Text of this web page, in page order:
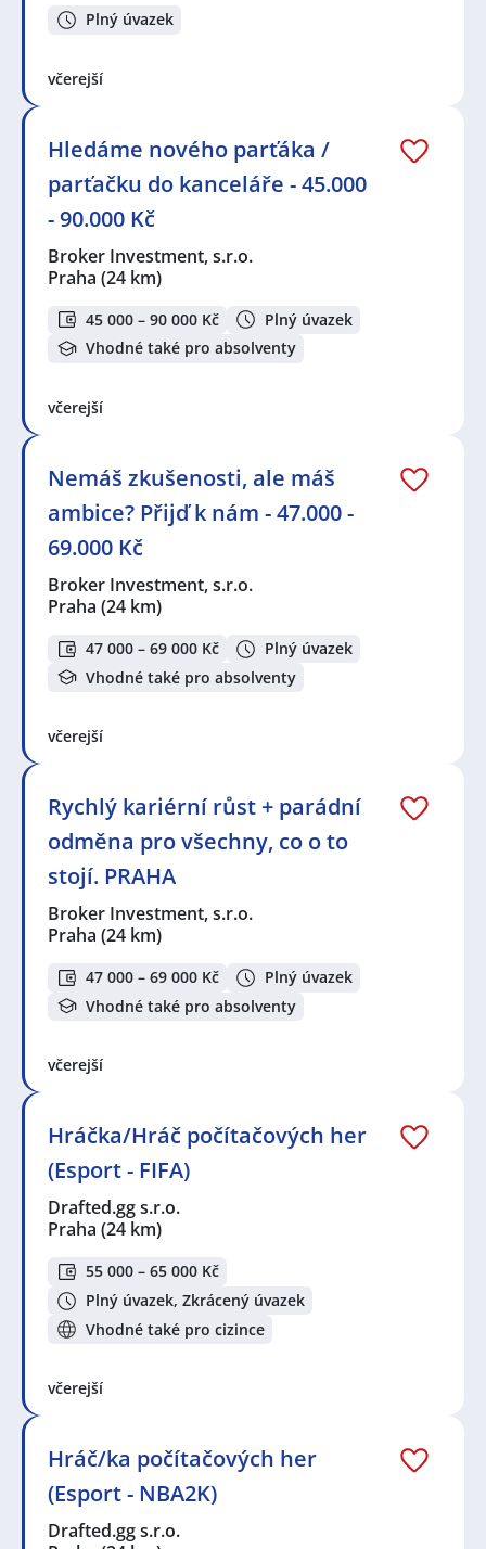
Plný úvazek
včerejší
Hledáme nového parťáka /
parťačku do kanceláře - 45.000
- 90.000 Kč
Broker Investment, s.r.o.
Praha (24 km)
45 000 – 90 000 Kč
Plný úvazek
Vhodné také pro absolventy
včerejší
Nemáš zkušenosti, ale máš
ambice? Přijď k nám - 47.000 -
69.000 Kč
Broker Investment, s.r.o.
Praha (24 km)
47 000 – 69 000 Kč
Plný úvazek
Vhodné také pro absolventy
včerejší
Rychlý kariérní růst + parádní
odměna pro všechny, co o to
stojí. PRAHA
Broker Investment, s.r.o.
Praha (24 km)
47 000 – 69 000 Kč
Plný úvazek
Vhodné také pro absolventy
včerejší
Hráčka/Hráč počítačových her
(Esport - FIFA)
Drafted.gg s.r.o.
Praha (24 km)
55 000 – 65 000 Kč
Plný úvazek, Zkrácený úvazek
Vhodné také pro cizince
včerejší
Hráč/ka počítačových her
(Esport - NBA2K)
Drafted.gg s.r.o.